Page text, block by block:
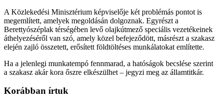
A Közlekedési Minisztérium képviselője két problémás pontot is
megemlített, amelyek megoldásán dolgoznak. Egyrészt a
Berettyószéplak térségében levő olajkútmező speciális vezetékeinek
áthelyezéséről van szó, amely közel befejeződött, másrészt a szakasz
elején zajló összetett, erősített földtöltéses munkálatokat említette.
Ha a jelenlegi munkatempó fennmarad, a hatóságok becslése szerint
a szakasz akár kora őszre elkészülhet – jegyzi meg az államtitkár.
Korábban írtuk